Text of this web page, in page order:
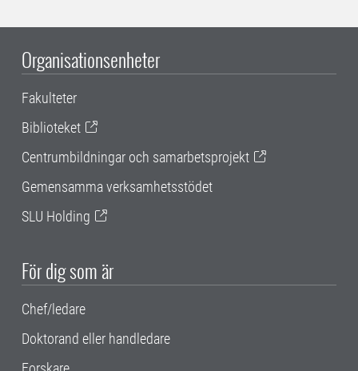
Organisationsenheter
Fakulteter
Biblioteket
Centrumbildningar och samarbetsprojekt
Gemensamma verksamhetsstödet
SLU Holding
För dig som är
Chef/ledare
Doktorand eller handledare